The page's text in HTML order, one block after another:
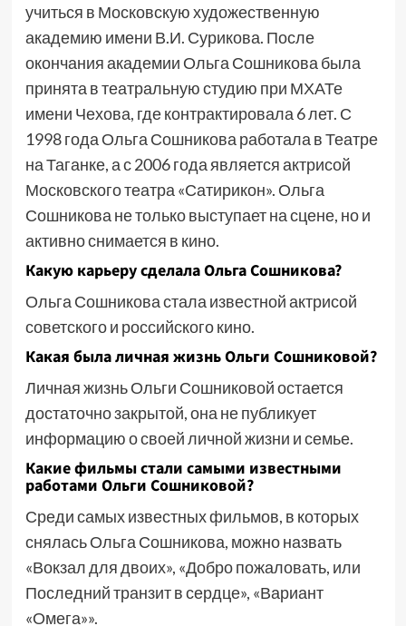
учиться в Московскую художественную
академию имени В.И. Сурикова. После
окончания академии Ольга Сошникова была
принята в театральную студию при МХАТе
имени Чехова, где контрактировала 6 лет. С
1998 года Ольга Сошникова работала в Театре
на Таганке, а с 2006 года является актрисой
Московского театра «Сатирикон». Ольга
Сошникова не только выступает на сцене, но и
активно снимается в кино.
Какую карьеру сделала Ольга Сошникова?
Ольга Сошникова стала известной актрисой
советского и российского кино.
Какая была личная жизнь Ольги Сошниковой?
Личная жизнь Ольги Сошниковой остается
достаточно закрытой, она не публикует
информацию о своей личной жизни и семье.
Какие фильмы стали самыми известными
работами Ольги Сошниковой?
Среди самых известных фильмов, в которых
снялась Ольга Сошникова, можно назвать
«Вокзал для двоих», «Добро пожаловать, или
Последний транзит в сердце», «Вариант
«Омега»».